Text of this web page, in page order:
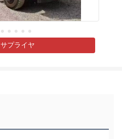
サプライヤ